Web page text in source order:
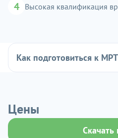
4 Высокая квалификация
Как подготовиться к
Цены
Скачать